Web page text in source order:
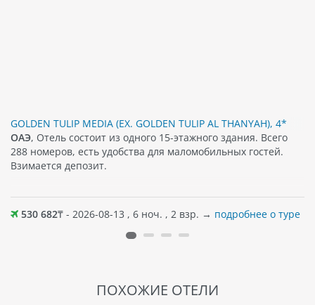
GOLDEN TULIP MEDIA (EX. GOLDEN TULIP AL THANYAH), 4*
ОАЭ, Отель состоит из одного 15-этажного здания. Всего
288 номеров, есть удобства для маломобильных гостей.
Взимается депозит.
530 682₸ - 2026-08-13 , 6 ноч. , 2 взр. → подробнее о туре
ПОХОЖИЕ ОТЕЛИ